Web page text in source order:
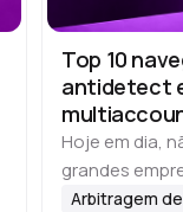
Top 10
antidetect
YouTube
Hoje em dia,
grandes
gerenciam
Arbitragem